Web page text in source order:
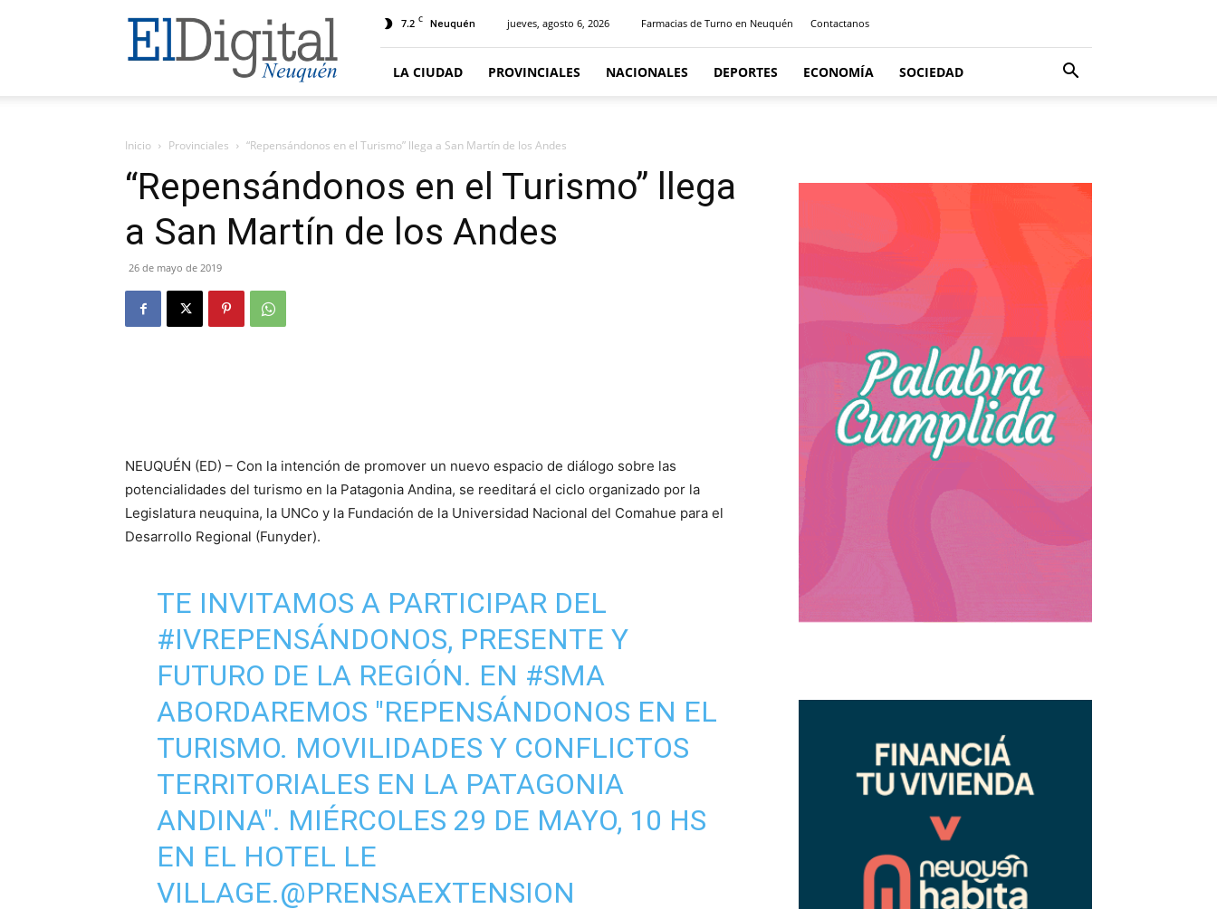
El
Digital
Neuquen
7.2 C Neuquén jueves, agosto 6, 2026 Farmacias de Turno en Neuquén Contactanos
LA CIUDAD PROVINCIALES NACIONALES DEPORTES ECONOMÍA SOCIEDAD
Inicio Provinciales “Repensándonos en el Turismo” llega a San Martín de los Andes
“Repensándonos en el Turismo” llega
a San Martín de los Andes
26 de mayo de 2019
NEUQUÉN (ED) – Con la intención de promover un nuevo espacio de diálogo sobre las
potencialidades del turismo en la Patagonia Andina, se reeditará el ciclo organizado por la
Legislatura neuquina, la UNCo y la Fundación de la Universidad Nacional del Comahue para el
Desarrollo Regional (Funyder).
TE INVITAMOS A PARTICIPAR DEL
#IVREPENSÁNDONOS, PRESENTE Y
FUTURO DE LA REGIÓN. EN #SMA
ABORDAREMOS "REPENSÁNDONOS EN EL
TURISMO. MOVILIDADES Y CONFLICTOS
TERRITORIALES EN LA PATAGONIA
ANDINA". MIÉRCOLES 29 DE MAYO, 10 HS
EN EL HOTEL LE
VILLAGE.@PRENSAEXTENSION